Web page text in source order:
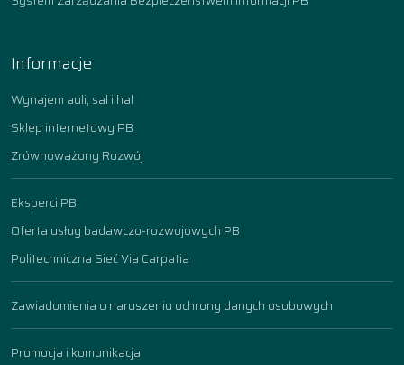
Informacje
Wynajem auli, sal i hal
Sklep internetowy PB
Zrównoważony Rozwój
Eksperci PB
Oferta usług badawczo-rozwojowych PB
Politechniczna Sieć Via Carpatia
Zawiadomienia o naruszeniu ochrony danych osobowych
Promocja i komunikacja